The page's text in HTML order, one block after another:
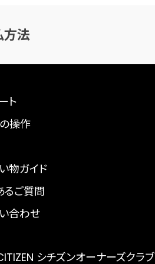
方法
ト
操作
物ガイド
るご質問
合わせ
シチズンオーナーズクラブ